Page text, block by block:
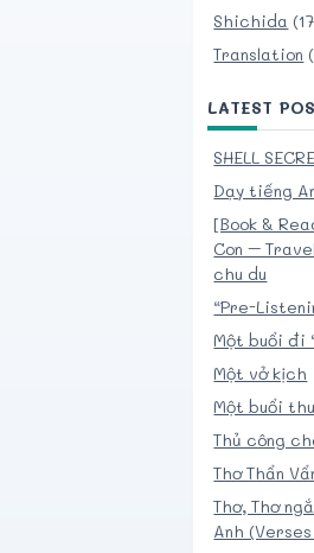
Shichida
Translation
LATEST
SHELL
Dạy tiếng
[Book &
Con –
chu du
“Pre-
Một buổi đi
Một vở kịch
Một buổi
Thủ công
Thơ Thẩn
Thơ, Thơ
Anh